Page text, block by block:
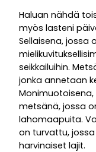
Haluan nähdä
myös lasteni
Sellaisena, jossa
seikkailuihin.
jonka annetaan
metsänä, jossa
lahomaapuita.
on turvattu,
harvinaiset lajit.